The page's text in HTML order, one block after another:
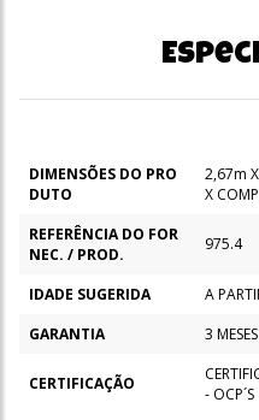
DIMENSÕES DO PRO
DUTO
2,67m
X
REFERÊNCIA DO FOR
NEC. / PROD.
975.4
IDADE SUGERIDA
A
GARANTIA
3 MESES
CERTIFICAÇÃO
- OCP´S